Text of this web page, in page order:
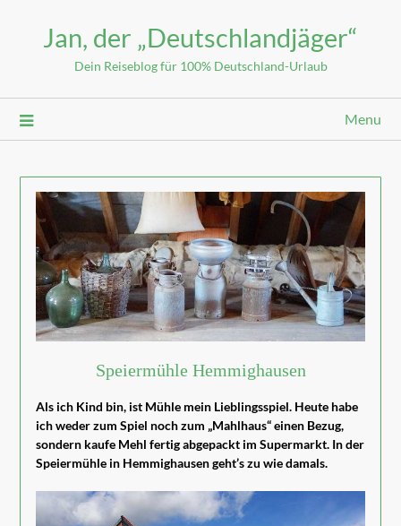
Jan, der „Deutschlandjäger“
Dein Reiseblog für 100% Deutschland-Urlaub
Menu
Speiermühle Hemmighausen
Als ich Kind bin, ist Mühle mein Lieblingsspiel. Heute habe
ich weder zum Spiel noch zum „Mahlhaus“ einen Bezug,
sondern kaufe Mehl fertig abgepackt im Supermarkt. In der
Speiermühle in Hemmighausen geht’s zu wie damals.